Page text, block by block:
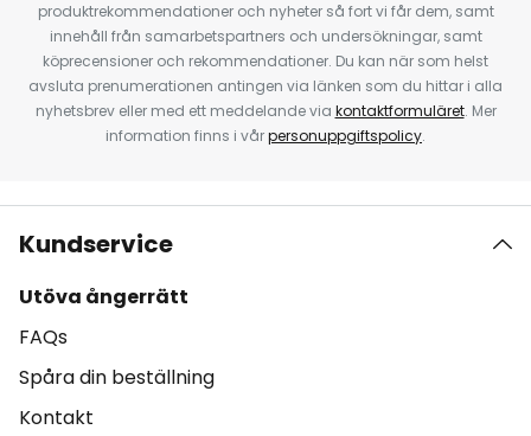
produktrekommendationer och nyheter så fort vi får dem, samt
innehåll från samarbetspartners och undersökningar, samt
köprecensioner och rekommendationer. Du kan när som helst
avsluta prenumerationen antingen via länken som du hittar i alla
nyhetsbrev eller med ett meddelande via kontaktformuläret. Mer
information finns i vårpersonuppgiftspolicy.
Kundservice
Utöva ångerrätt
FAQs
Spåra din beställning
Kontakt